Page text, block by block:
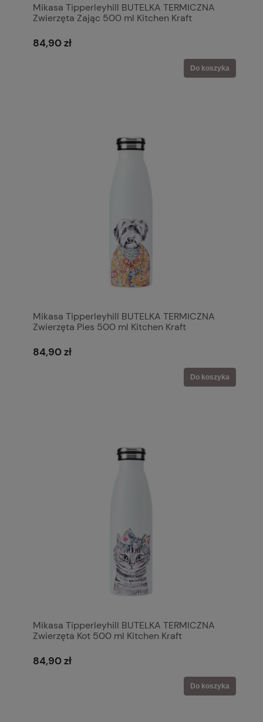
Mikasa Tipperleyhill BUTELKA TERMICZNA
Zwierzęta Zając 500 ml Kitchen Kraft
84,90 zł
Do koszyka
Mikasa Tipperleyhill BUTELKA TERMICZNA
Zwierzęta Pies 500 ml Kitchen Kraft
84,90 zł
Do koszyka
Mikasa Tipperleyhill BUTELKA TERMICZNA
Zwierzęta Kot 500 ml Kitchen Kraft
84,90 zł
Do koszyka